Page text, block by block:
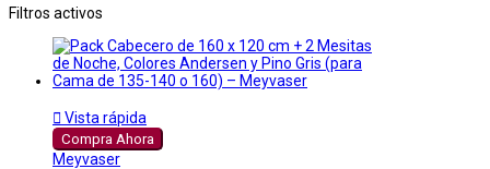
Filtros activos
 Vista rápida
Compra Ahora
Meyvaser